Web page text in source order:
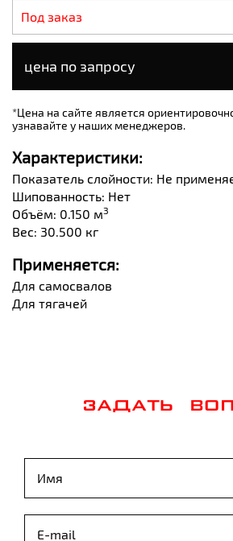
Под заказ
цена по запросу
*Цена на сайте является
узнавайте у наших менеджеров.
Характеристики:
Показатель слойности: Не
Шипованность: Нет
Объём: 0.150 м3
Вес: 30.500 кг
Применяется:
Для самосвалов
Для тягачей
ЗАДАТЬ